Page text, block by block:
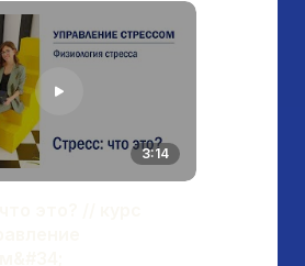
3:14